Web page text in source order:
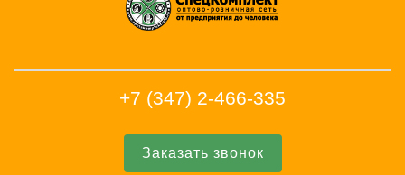
+7 (347) 2-466-335
Заказать звонок